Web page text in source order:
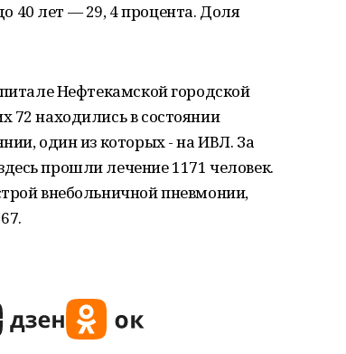
40 лет — 29, 4 процента. Доля
Нефтекамской городской
72 находились в состоянии
один из которых - на ИВЛ. За
прошли лечение 1171 человек.
внебольничной пневмонии,